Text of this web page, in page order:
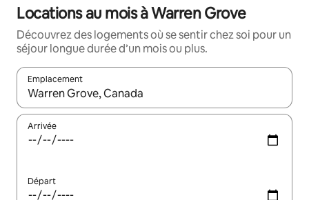
Locations au mois à Warren Grove
Découvrez des logements où se sentir chez soi pour un
séjour longue durée d’un mois ou plus.
Emplacement
Quand les résultats sont affichés, parcourez-les en utilisant
Arrivée
Départ